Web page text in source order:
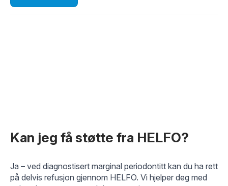
Kan jeg få støtte fra HELFO?
Ja – ved diagnostisert marginal periodontitt kan du ha rett
på delvis refusjon gjennom HELFO. Vi hjelper deg med